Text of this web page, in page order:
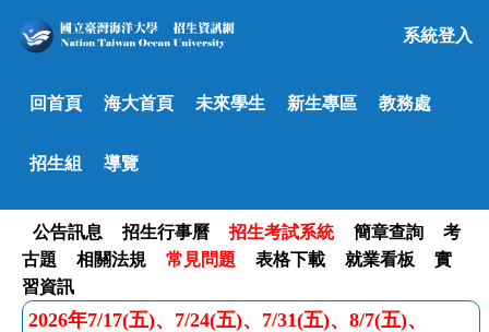
回首頁 海大首頁 未來學生 新生專區 教務處
招生組 導覽
系統登入
公告訊息 招生行事曆 招生考試系統 簡章查詢
考
古題
相關法規 常見問題 表格下載 就業看板
實
習資訊
2026年7/17(五)、7/24(五)、7/31(五)、8/7(五)、